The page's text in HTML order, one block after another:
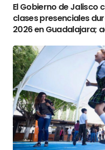
El Gobierno de Jalisco
clases presenciales
2026 en Guadalajara;